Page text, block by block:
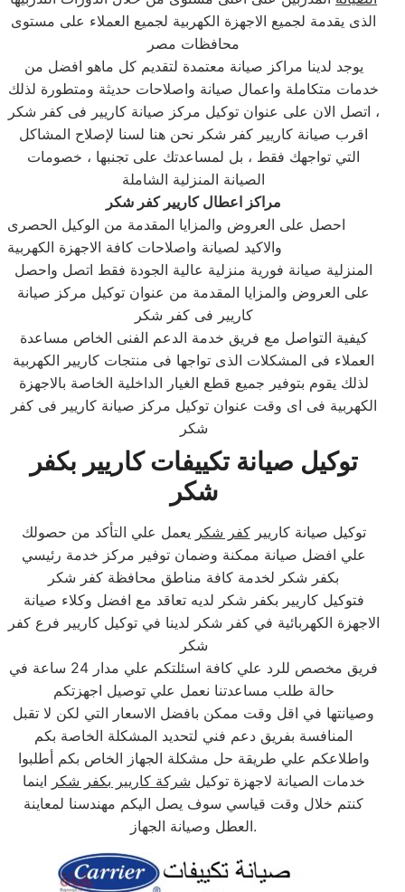
الذى يقدمة لجميع الاجهزة الكهربية لجميع العملاء على مستوى
محافظات مصر
يوجد لدينا مراكز صيانة معتمدة لتقديم كل ماهو افضل من
خدمات متكاملة واعمال صيانة واصلاحات حديثة ومتطورة لذلك
، اتصل الان على عنوان توكيل مركز صيانة كاريير فى كفر شكر
اقرب صيانة كاريير كفر شكر نحن هنا لسنا لإصلاح المشاكل
التي تواجهك فقط ، بل لمساعدتك على تجنبها ، خصومات
الصيانة المنزلية الشاملة
مراكز اعطال كاريير كفر شكر
احصل على العروض والمزايا المقدمة من الوكيل الحصرى
والاكيد لصيانة واصلاحات كافة الاجهزة الكهربية
المنزلية صيانة فورية منزلية عالية الجودة فقط اتصل واحصل
على العروض والمزايا المقدمة من عنوان توكيل مركز صيانة
كاريير فى كفر شكر
كيفية التواصل مع فريق خدمة الدعم الفنى الخاص مساعدة
العملاء فى المشكلات الذى تواجها فى منتجات كاريير الكهربية
لذلك يقوم بتوفير جميع قطع الغيار الداخلية الخاصة بالاجهزة
الكهربية فى اى وقت عنوان توكيل مركز صيانة كاريير فى كفر
شكر
توكيل صيانة تكييفات كاريير بكفر
شكر
توكيل صيانة كارييركفر شكر يعمل علي التأكد من حصولك
علي افضل صيانة ممكنة وضمان توفير مركز خدمة رئيسي
بكفر شكر لخدمة كافة مناطق محافظة كفر شكر
فتوكيل كاريير بكفر شكر لديه تعاقد مع افضل وكلاء صيانة
الاجهزة الكهربائية في كفر شكر لدينا في توكيل كاريير فرع كفر
شكر
فريق مخصص للرد علي كافة اسئلتكم علي مدار 24 ساعة في
حالة طلب مساعدتنا نعمل علي توصيل اجهزتكم
وصيانتها في اقل وقت ممكن بافضل الاسعار التي لكن لا تقبل
المنافسة بفريق دعم فني لتحديد المشكلة الخاصة بكم
واطلاعكم علي طريقة حل مشكلة الجهاز الخاص بكم أطلبوا
خدمات الصيانة لاجهزة توكيل شركة كاريير بكفر شكر اينما
كنتم خلال وقت قياسي سوف يصل اليكم مهندسنا لمعاينة
العطل وصيانة الجهاز.